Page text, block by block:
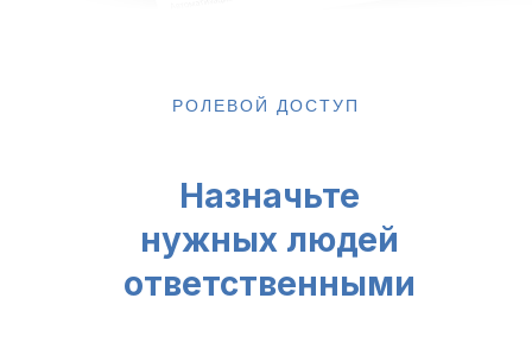
Назначьте
нужных людей
ответственными
РОЛЕВОЙ ДОСТУП